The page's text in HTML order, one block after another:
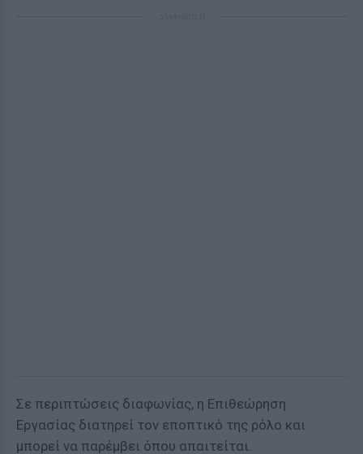
Σε περιπτώσεις διαφωνίας, η Επιθεώρηση
Εργασίας διατηρεί τον εποπτικό της ρόλο και
μπορεί να παρέμβει όπου απαιτείται.